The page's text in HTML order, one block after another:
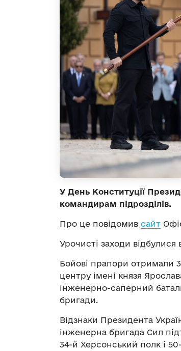
У День Конституції
командирам підрозділів.
Про це повідомив сайт
Урочисті заходи
Бойові прапори отримали
центру імені князя
інженерно-саперний
бригади.
Відзнаки Президента
інженерна бригада Сил
34-й Херсонський полк і